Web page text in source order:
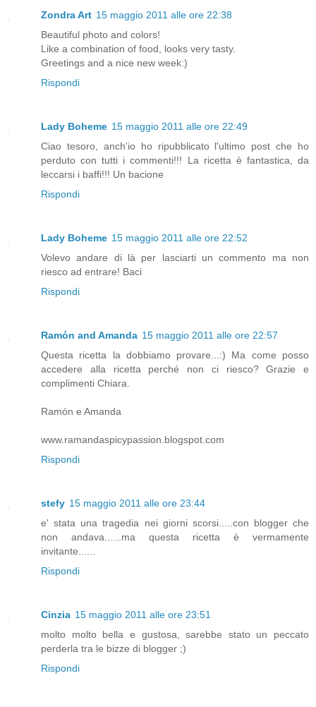
Zondra Art 15 maggio 2011 alle ore 22:38
Beautiful photo and colors!
Like a combination of food, looks very tasty.
Greetings and a nice new week:)
Rispondi
Lady Boheme 15 maggio 2011 alle ore 22:49
Ciao tesoro, anch'io ho ripubblicato l'ultimo post che ho
perduto con tutti i commenti!!! La ricetta è fantastica, da
leccarsi i baffi!!! Un bacione
Rispondi
Lady Boheme 15 maggio 2011 alle ore 22:52
Volevo andare di là per lasciarti un commento ma non
riesco ad entrare! Baci
Rispondi
Ramón and Amanda 15 maggio 2011 alle ore 22:57
Questa ricetta la dobbiamo provare...:) Ma come posso
accedere alla ricetta perché non ci riesco? Grazie e
complimenti Chiara.
Ramón e Amanda
www.ramandaspicypassion.blogspot.com
Rispondi
stefy 15 maggio 2011 alle ore 23:44
e' stata una tragedia nei giorni scorsi.....con blogger che
non andava......ma questa ricetta è vermamente
invitante......
Rispondi
Cinzia 15 maggio 2011 alle ore 23:51
molto molto bella e gustosa, sarebbe stato un peccato
perderla tra le bizze di blogger ;)
Rispondi